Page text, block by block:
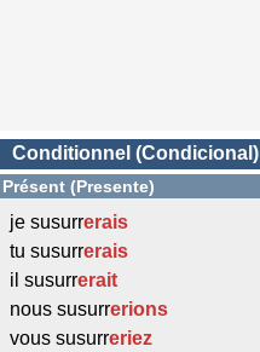
Conditionnel (Condicional)
Présent (Presente)
je susurrerais
tu susurrerais
il susurrerait
nous susurrerions
vous susurreriez